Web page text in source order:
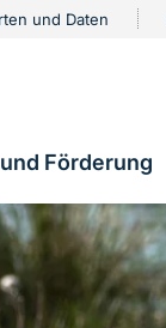
und Daten
Förderung